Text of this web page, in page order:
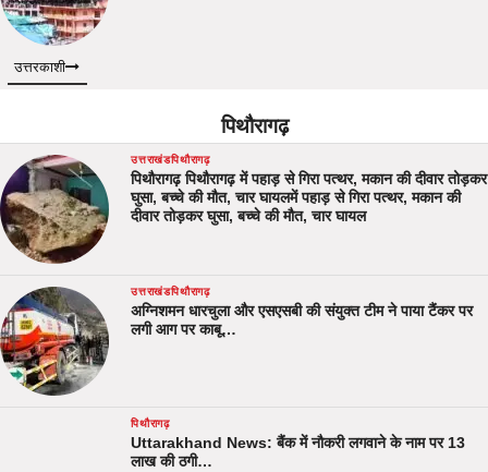
उत्तरकाशी
पिथौरागढ़
उत्तराखंडपिथौरागढ़
पिथौरागढ़ पिथौरागढ़ में पहाड़ से गिरा पत्थर, मकान की दीवार तोड़कर
घुसा, बच्चे की मौत, चार घायलमें पहाड़ से गिरा पत्थर, मकान की
दीवार तोड़कर घुसा, बच्चे की मौत, चार घायल
उत्तराखंडपिथौरागढ़
अग्निशमन धारचुला और एसएसबी की संयुक्त टीम ने पाया टैंकर पर
लगी आग पर काबू…
पिथौरागढ़
Uttarakhand News: बैंक में नौकरी लगवाने के नाम पर 13
लाख की ठगी…